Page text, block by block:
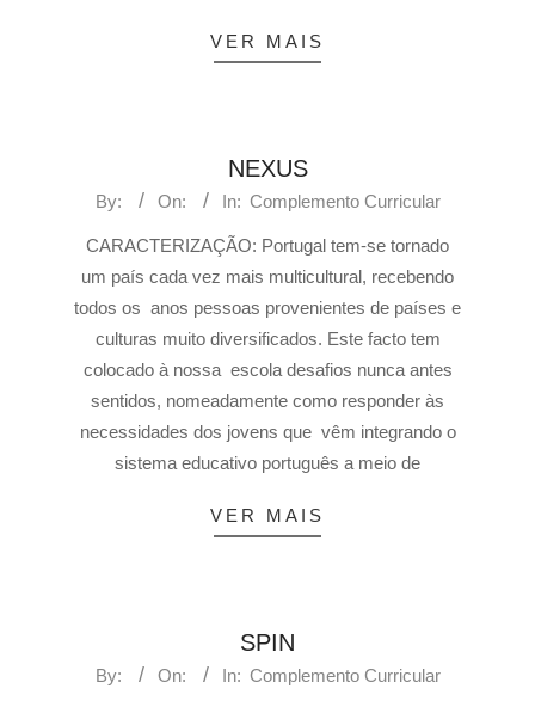
VER MAIS
NEXUS
By: On: In: Complemento Curricular
CARACTERIZAÇÃO: Portugal tem-se tornado
um país cada vez mais multicultural, recebendo
todos os anos pessoas provenientes de países e
culturas muito diversificados. Este facto tem
colocado à nossa escola desafios nunca antes
sentidos, nomeadamente como responder às
necessidades dos jovens que vêm integrando o
sistema educativo português a meio de
VER MAIS
SPIN
By: On: In: Complemento Curricular